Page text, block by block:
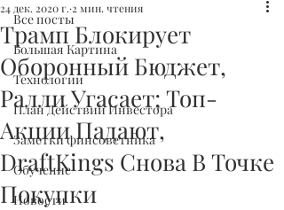
Все посты
Большая Картина
Технологии
План Действий Инвестора
Заметки финсоветника
Обучение
Новости
Трамп Блокирует
Оборонный Бюджет,
Ралли Угасает; Топ-
Акции Падают,
DraftKings Снова В Точке
Покупки
24 дек. 2020 г. 2 мин. чтения